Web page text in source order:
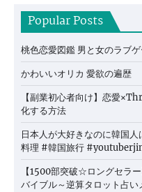
Popular Posts
桃色恋愛図鑑 男と女のラブ
かわいいオリカ 愛欲の遍歴
【副業初心者向け】恋愛
化する方法
日本人が大好きなのに韓国
料理 #韓国旅行
【1500部突破☆ロングセラ
バイブル～逆算タロット占い